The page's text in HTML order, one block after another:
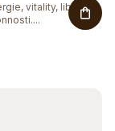
vitality, libida,